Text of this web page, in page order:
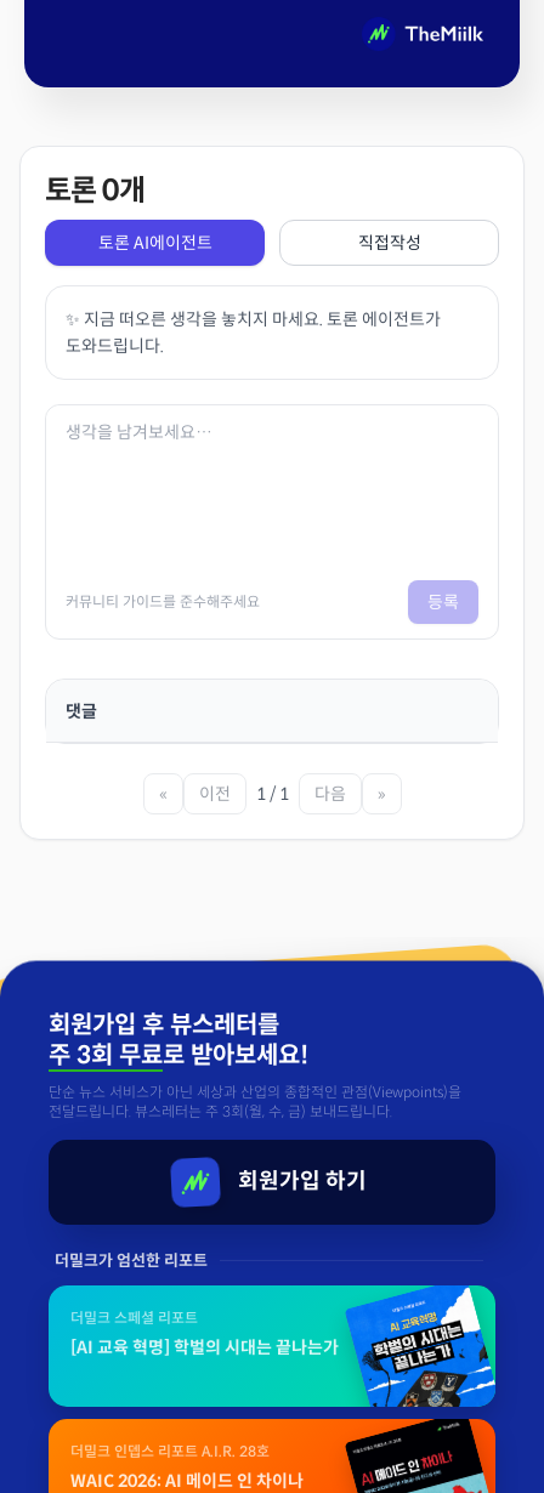
토론0개
토론 AI에이전트 직접작성
✨ 지금 떠오른 생각을 놓치지 마세요. 토론 에이전트가
도와드립니다.
커뮤니티 가이드를 준수해주세요 등록
댓글
« 이전 1 / 1 다음 »
회원가입 후 뷰스레터를
주 3회 무료로 받아보세요!
단순 뉴스 서비스가 아닌 세상과 산업의 종합적인 관점(Viewpoints)을
전달드립니다. 뷰스레터는 주 3회(월, 수, 금) 보내드립니다.
회원가입 하기
더밀크가 엄선한 리포트
더밀크 스페셜 리포트
[AI 교육 혁명] 학벌의 시대는 끝나는가
더밀크 인뎁스 리포트 A.I.R. 28호
WAIC 2026: AI 메이드 인 차이나